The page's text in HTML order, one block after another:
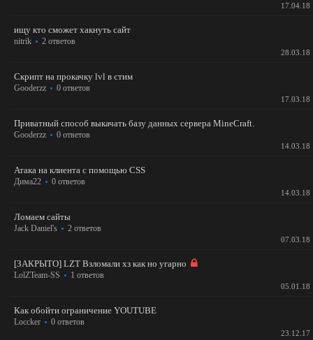
17.04.18
ищу кто сможет хакнуть сайт
nitrik 2 ответов
28.03.18
Скрипт на прокачку lvl в стим
Gooderzz 0 ответов
17.03.18
Приватный способ выкачать базу данных сервера MineCraft.
Gooderzz 0 ответов
14.03.18
Атака на клиента с помощью CSS
Дима22 0 ответов
14.03.18
Ломаем сайты
Jack Daniel's 2 ответов
07.03.18
[ЗАКРЫТО] LZT Взломали хз как но угарно
LolZTeam-SS 1 ответов
05.01.18
Как обойти ограничение YOUTUBE
Loccker 0 ответов
23.12.17